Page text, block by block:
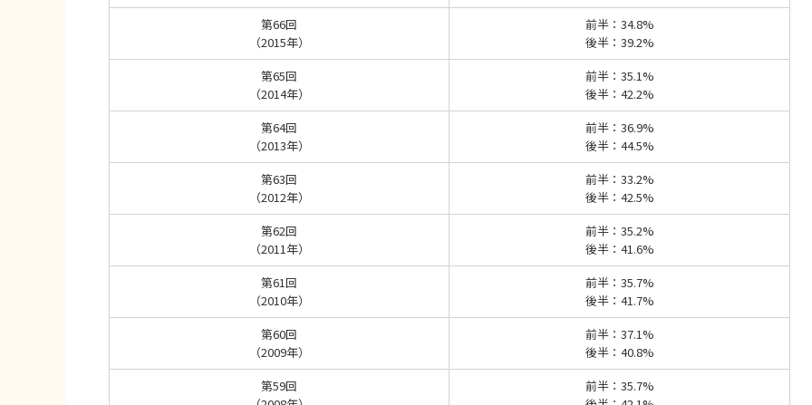
第66回
（2015年）
前半：34.8%
後半：39.2%
第65回
（2014年）
前半：35.1%
後半：42.2%
第64回
（2013年）
前半：36.9%
後半：44.5%
第63回
（2012年）
前半：33.2%
後半：42.5%
第62回
（2011年）
前半：35.2%
後半：41.6%
第61回
（2010年）
前半：35.7%
後半：41.7%
第60回
（2009年）
前半：37.1%
後半：40.8%
第59回
前半：35.7%